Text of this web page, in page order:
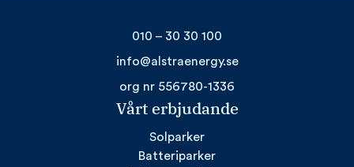
010 – 30 30 100
info@alstraenergy.se
org nr 556780-1336
Vårt erbjudande
Solparker
Batteriparker